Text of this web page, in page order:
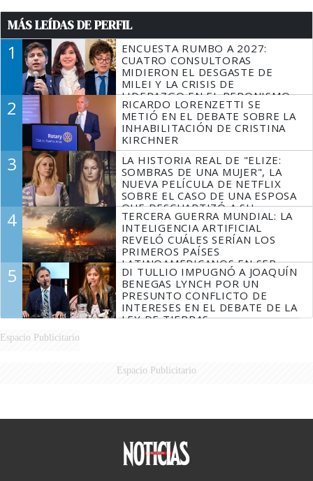
MÁS LEÍDAS DE PERFIL
1
ENCUESTA RUMBO A 2027:
CUATRO CONSULTORAS
MIDIERON EL DESGASTE DE
MILEI Y LA CRISIS DE
LIDERAZGO EN EL PERONISMO
2
RICARDO LORENZETTI SE
METIÓ EN EL DEBATE SOBRE LA
INHABILITACIÓN DE CRISTINA
KIRCHNER
3
LA HISTORIA REAL DE "ELIZE:
SOMBRAS DE UNA MUJER", LA
NUEVA PELÍCULA DE NETFLIX
SOBRE EL CASO DE UNA ESPOSA
QUE DESCUARTIZÓ A SU
MARIDO
4
TERCERA GUERRA MUNDIAL: LA
INTELIGENCIA ARTIFICIAL
REVELÓ CUÁLES SERÍAN LOS
PRIMEROS PAÍSES
LATINOAMERICANOS EN SER
DERROTADOS
5
DI TULLIO IMPUGNÓ A JOAQUÍN
BENEGAS LYNCH POR UN
PRESUNTO CONFLICTO DE
INTERESES EN EL DEBATE DE LA
LEY DE TIERRAS
Espacio Publicitario
Espacio Publicitario